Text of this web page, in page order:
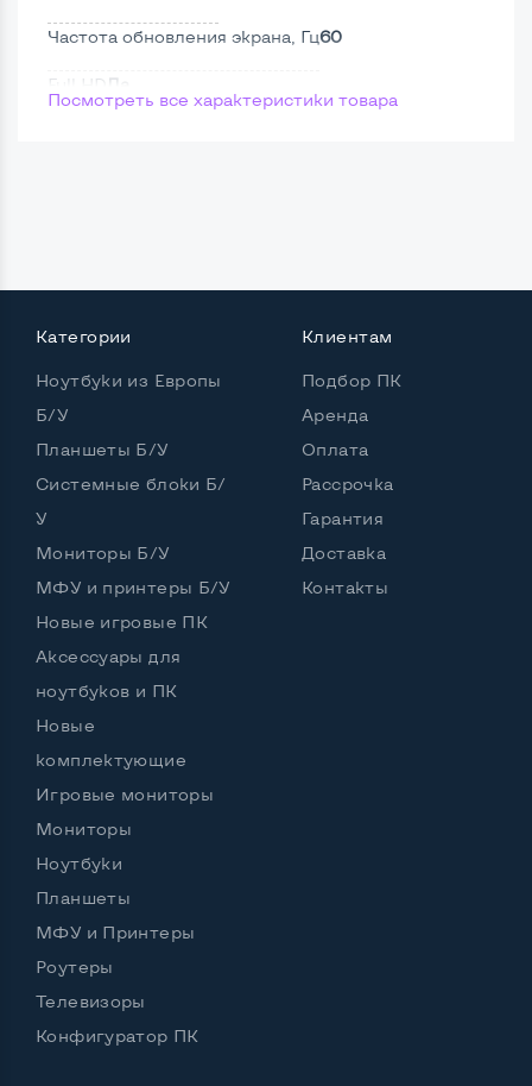
Частота обновления экрана, Гц60
Full HD Да
Мощность:
Частота процессора (базовая-максимальная)
Intel Core i5-7200U (2,50 - 3,10 GHz)
Тип оперативной памяти
DDR4
SSD 2,5" или HDD
Возможности видеокарты:
Тип видеокарты
Видеопроцессор ноутбука
Размер видеопамяти, Гб
Удобство пользования:
Материал корпуса
Подсветка клавиатуры
Русские и украинские буквы на клавиатуре
Посмотреть все характеристики товара
Категории
Ноутбуки из Европы
Б/У
Планшеты Б/У
Системные блоки Б/
У
Мониторы Б/У
МФУ и принтеры Б/У
Новые игровые ПК
Аксессуары для
ноутбуков и ПК
Новые
комплектующие
Игровые мониторы
Мониторы
Ноутбуки
Планшеты
МФУ и Принтеры
Роутеры
Телевизоры
Конфигуратор ПК
Клиентам
Подбор ПК
Аренда
Оплата
Рассрочка
Гарантия
Доставка
Контакты